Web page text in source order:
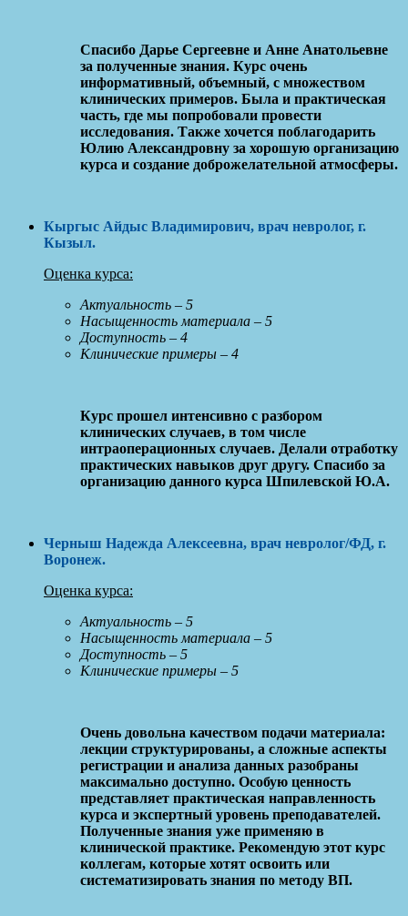
Спасибо Дарье Сергеевне и Анне Анатольевне
за полученные знания. Курс очень
информативный, объемный, с множеством
клинических примеров. Была и практическая
часть, где мы попробовали провести
исследования. Также хочется поблагодарить
Юлию Александровну за хорошую организацию
курса и создание доброжелательной атмосферы.
Кыргыс Айдыс Владимирович, врач невролог, г.
Кызыл.
Оценка курса:
Актуальность – 5
Насыщенность материала – 5
Доступность – 4
Клинические примеры – 4
Курс прошел интенсивно с разбором
клинических случаев, в том числе
интраоперационных случаев. Делали отработку
практических навыков друг другу. Спасибо за
организацию данного курса Шпилевской Ю.А.
Черныш Надежда Алексеевна, врач невролог/ФД, г.
Воронеж.
Оценка курса:
Актуальность – 5
Насыщенность материала – 5
Доступность – 5
Клинические примеры – 5
Очень довольна качеством подачи материала:
лекции структурированы, а сложные аспекты
регистрации и анализа данных разобраны
максимально доступно. Особую ценность
представляет практическая направленность
курса и экспертный уровень преподавателей.
Полученные знания уже применяю в
клинической практике. Рекомендую этот курс
коллегам, которые хотят освоить или
систематизировать знания по методу ВП.